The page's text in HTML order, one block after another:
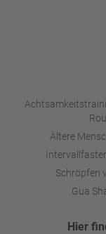
Ältere
Schröpfen
Gua
Hier